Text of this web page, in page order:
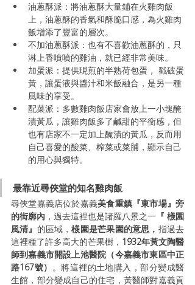
油蔥酥派：將油蔥酥大量鋪在火雞肉飯
上，油蔥酥的香氣和酥脆口感，為火雞肉
飯增添了豐富的層次。
不加油蔥酥派：也有不喜歡油蔥酥的，只
淋上香噴噴的雞油，就已經非常美味。
加蛋派：提供現煎的半熟荷包蛋， 戳破蛋
黃，讓蛋液與醬汁和米飯融合，是另一種
風味的享受。
配菜派：多數雞肉飯店家會放上一小塊醃
漬黃瓜，讓雞肉飯多了鹹甜的平衡感，但
也有店家不一定加上醃漬的黃瓜，反而用
自己喜愛的酸菜、榨菜或菜脯，顯示自己
的用心與獨特。
最靠近尋俠堂的知名雞肉飯
尋俠堂嘉義店位於嘉義美食重鎮『東市場』旁
的街廓內 ，過去這裡也是諸羅八景之一 『 檨園
風清』 的區域，檨園是芒果園的意思， 指過去
這裡種了許多高大的芒果樹， 1932年黃文陶醫
師到嘉義市開設上池醫院（今嘉義市東區中正
路167號） 。將這裡的土地購入，部分變成醫
生館，部分變成自己的住宅，黃醫師對嘉義貢